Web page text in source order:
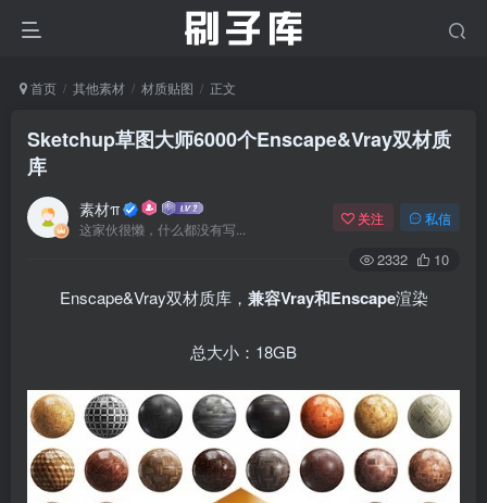
首页 其他素材 材质贴图 正文
Sketchup草图大师6000个Enscape&Vray双材质
库
素材π
这家伙很懒，什么都没有写...
关注 私信
2332 10
Enscape&Vray双材质库， 兼容Vray和Enscape渲染
总大小：18GB